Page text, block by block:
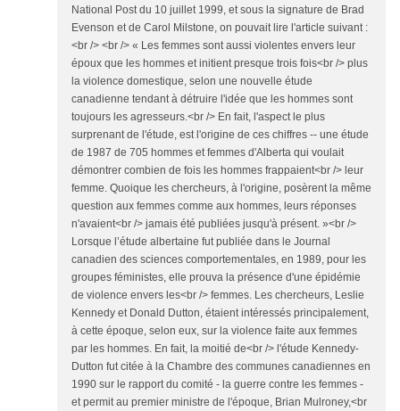
National Post du 10 juillet 1999, et sous la signature de Brad
Evenson et de Carol Milstone, on pouvait lire l'article suivant :
<br /> <br /> « Les femmes sont aussi violentes envers leur
époux que les hommes et initient presque trois fois<br /> plus
la violence domestique, selon une nouvelle étude
canadienne tendant à détruire l'idée que les hommes sont
toujours les agresseurs.<br /> En fait, l'aspect le plus
surprenant de l'étude, est l'origine de ces chiffres -- une étude
de 1987 de 705 hommes et femmes d'Alberta qui voulait
démontrer combien de fois les hommes frappaient<br /> leur
femme. Quoique les chercheurs, à l'origine, posèrent la même
question aux femmes comme aux hommes, leurs réponses
n'avaient<br /> jamais été publiées jusqu'à présent. »<br />
Lorsque l’étude albertaine fut publiée dans le Journal
canadien des sciences comportementales, en 1989, pour les
groupes féministes, elle prouva la présence d'une épidémie
de violence envers les<br /> femmes. Les chercheurs, Leslie
Kennedy et Donald Dutton, étaient intéressés principalement,
à cette époque, selon eux, sur la violence faite aux femmes
par les hommes. En fait, la moitié de<br /> l'étude Kennedy-
Dutton fut citée à la Chambre des communes canadiennes en
1990 sur le rapport du comité - la guerre contre les femmes -
et permit au premier ministre de l'époque, Brian Mulroney,<br